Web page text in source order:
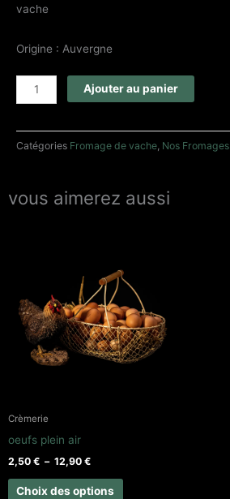
vache
Origine : Auvergne
quantité
de
Ajouter au panier
Catégories Fromage de vache Nos Fromages
vous aimerez aussi
Crèmerie
oeufs plein air
2,50 € – 12,90 €
2,50 €
à
12,90 €
Choix des options
produit
a
plusieurs
variations.
Les